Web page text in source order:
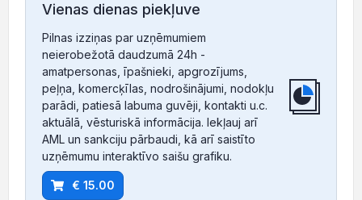
Vienas dienas piekļuve
Pilnas izziņas par uzņēmumiem
neierobežotā daudzumā 24h -
amatpersonas, īpašnieki, apgrozījums,
peļņa, komercķīlas, nodrošinājumi, nodokļu
parādi, patiesā labuma guvēji, kontakti u.c.
aktuālā, vēsturiskā informācija. Iekļauj arī
AML un sankciju pārbaudi, kā arī saistīto
uzņēmumu interaktīvo saišu grafiku.
€ 15.00